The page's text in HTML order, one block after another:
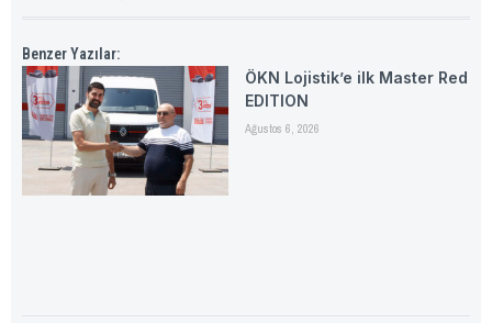
Benzer Yazılar:
ÖKN Lojistik’e ilk Master Red
EDITION
Ağustos 6, 2026